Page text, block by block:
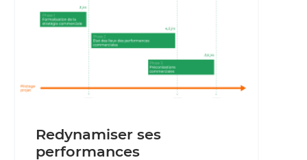
Redynamiser ses
performances